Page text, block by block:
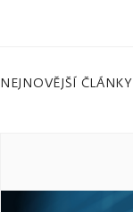
NEJNOVĚJŠÍ ČLÁNKY